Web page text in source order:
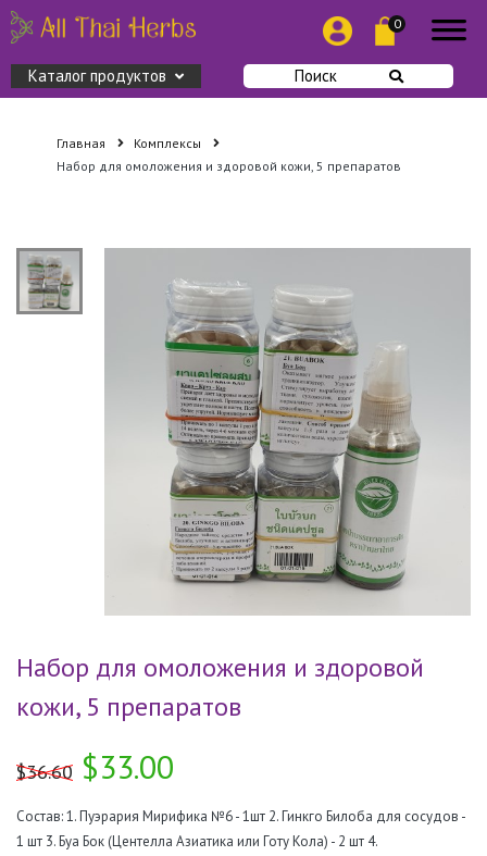
0
Каталог продуктов Поиск
Главная
Комплексы
Набор для омоложения и здоровой кожи, 5 препаратов
Набор для омоложения и здоровой
кожи, 5 препаратов
$36.60 $33.00
Состав: 1. Пуэрария Мирифика №6 - 1шт 2. Гинкго Билоба для сосудов -
1 шт 3. Буа Бок (Центелла Азиатика или Готу Кола) - 2 шт 4.